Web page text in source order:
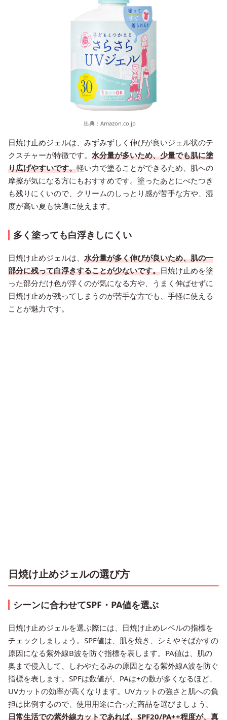
出典： Amazon.co.jp
日焼け止めジェルは、みずみずしく伸びが良いジェル状のテ
クスチャーが特徴です。 水分量が多いため、少量でも肌に塗
り広げやすいです。軽い力で塗ることができるため、肌への
摩擦が気になる方にもおすすめです。塗ったあとにべたつき
も残りにくいので、クリームのしっとり感が苦手な方や、湿
度が高い夏も快適に使えます。
多く塗っても白浮きしにくい
日焼け止めジェルは、 水分量が多く伸びが良いため、肌の一
部分に残って白浮きすることが少ないです。日焼け止めを塗
った部分だけ色が浮くのが気になる方や、うまく伸ばせずに
日焼け止めが残ってしまうのが苦手な方でも、手軽に使える
ことが魅力です。
日焼け止めジェルの選び方
シーンに合わせてSPF・PA値を選ぶ
日焼け止めジェルを選ぶ際には、日焼け止めレベルの指標を
チェックしましょう。SPF値は、肌を焼き、シミやそばかすの
原因になる紫外線B波を防ぐ指標を表します。PA値は、肌の
奥まで侵入して、しわやたるみの原因となる紫外線A波を防ぐ
指標を表します。SPFは数値が、PAは+の数が多くなるほど、
UVカットの効率が高くなります。UVカットの強さと肌への負
担は比例するので、使用用途に合った商品を選びましょう。
日常生活での紫外線カットであれば、SPF20/PA++程度が、真